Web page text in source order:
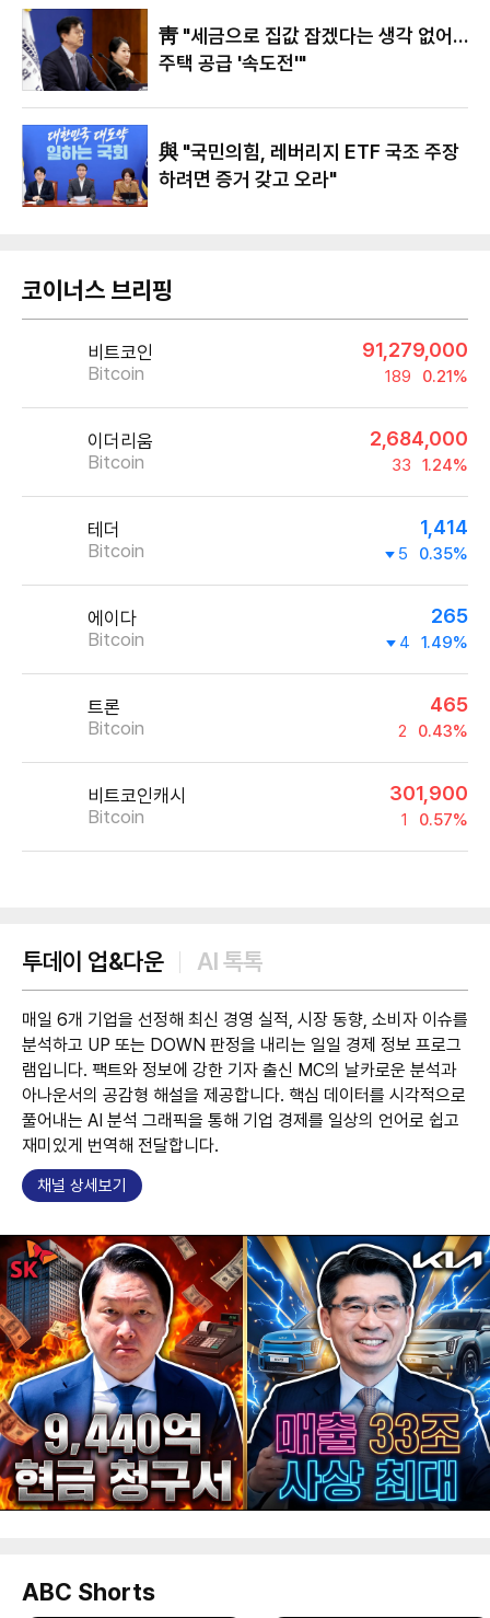
靑 "세금으로 집값 잡겠다는 생각 없어…
주택 공급 '속도전'"
​​​​​​​與 "국민의힘, 레버리지 ETF 국조 주장
하려면 증거 갖고 오라"
코이너스 브리핑
비트코인
Bitcoin
91,279,000
189 0.21%
이더리움
Bitcoin
2,684,000
33 1.24%
테더
Bitcoin
1,414
5 0.35%
에이다
Bitcoin
265
4 1.49%
트론
Bitcoin
465
2 0.43%
비트코인캐시
Bitcoin
301,900
1 0.57%
투데이 업&다운 AI 톡톡
매일 6개 기업을 선정해 최신 경영 실적, 시장 동향, 소비자 이슈를
분석하고 UP 또는 DOWN 판정을 내리는 일일 경제 정보 프로그
램입니다. 팩트와 정보에 강한 기자 출신 MC의 날카로운 분석과
아나운서의 공감형 해설을 제공합니다. 핵심 데이터를 시각적으로
풀어내는 AI 분석 그래픽을 통해 기업 경제를 일상의 언어로 쉽고
재미있게 번역해 전달합니다.
채널 상세보기
ABC Shorts